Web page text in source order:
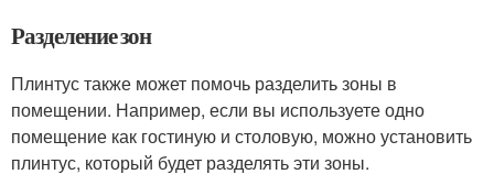
Разделение зон
Плинтус также может помочь разделить зоны в
помещении. Например, если вы используете одно
помещение как гостиную и столовую, можно установить
плинтус, который будет разделять эти зоны.